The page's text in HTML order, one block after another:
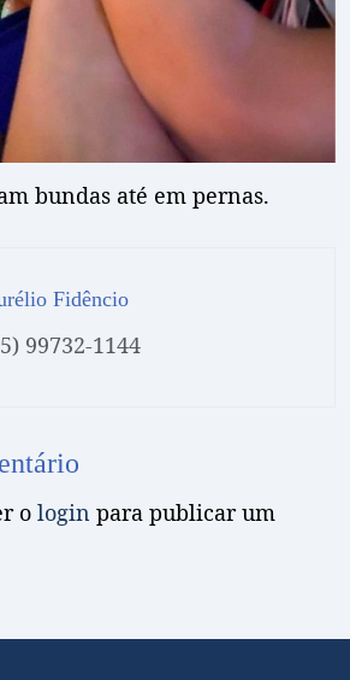
bundas até em pernas.
Fidêncio
99732-1144
o login para publicar um